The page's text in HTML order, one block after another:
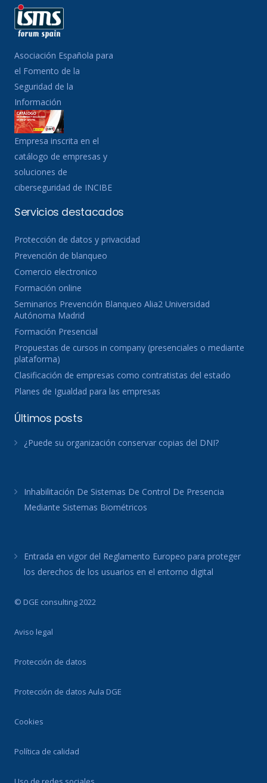
Asociación Española para
el Fomento de la
Seguridad de la
Información
Empresa inscrita en el
catálogo de empresas y
soluciones de
ciberseguridad de INCIBE
Servicios destacados
Protección de datos y privacidad
Prevención de blanqueo
Comercio electronico
Formación online
Seminarios Prevención Blanqueo Alia2 Universidad
Autónoma Madrid
Formación Presencial
Propuestas de cursos in company (presenciales o mediante
plataforma)
Clasificación de empresas como contratistas del estado
Planes de Igualdad para las empresas
Últimos posts
¿Puede su organización conservar copias del DNI?
Inhabilitación De Sistemas De Control De Presencia
Mediante Sistemas Biométricos
Entrada en vigor del Reglamento Europeo para proteger
los derechos de los usuarios en el entorno digital
© DGE consulting 2022
Aviso legal
Protección de datos
Protección de datos Aula DGE
Cookies
Política de calidad